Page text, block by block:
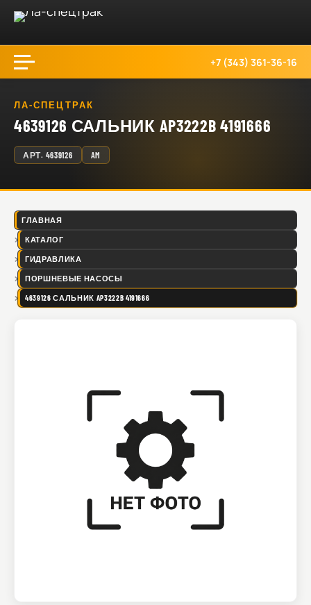
+7 (343) 361-36-16
ЛА-СПЕЦТРАК
4639126 САЛЬНИК AP3222B 4191666
АРТ. 4639126 AM
ГЛАВНАЯ
КАТАЛОГ
ГИДРАВЛИКА
ПОРШНЕВЫЕ НАСОСЫ
4639126 САЛЬНИК AP3222B 4191666